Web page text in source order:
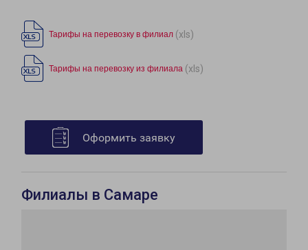
Тарифы на перевозку в филиал (xls)
Тарифы на перевозку из филиала (xls)
Оформить заявку
Филиалы в Самаре